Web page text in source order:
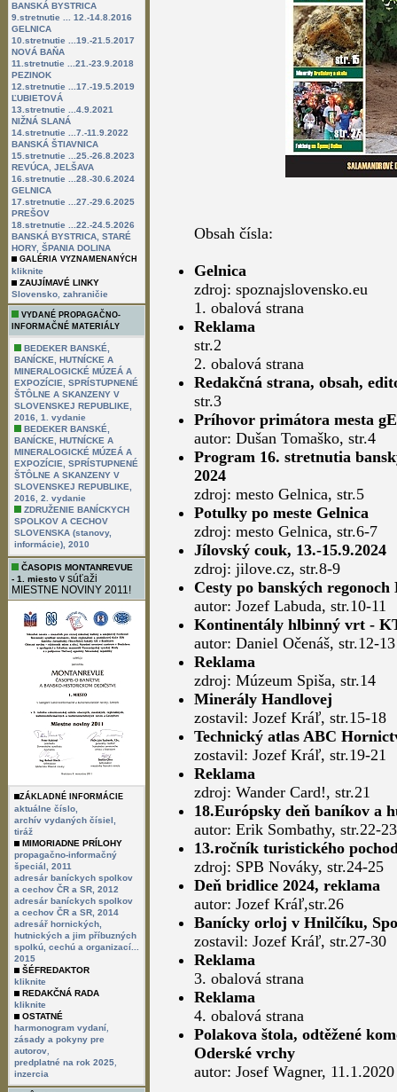
BANSKÁ BYSTRICA
9.stretnutie ... 12.-14.8.2016
GELNICA
10.stretnutie ...19.-21.5.2017
NOVÁ BAŇA
11.stretnutie ...21.-23.9.2018
PEZINOK
12.stretnutie ...17.-19.5.2019
ĽUBIETOVÁ
13.stretnutie ...4.9.2021
NIŽNÁ SLANÁ
14.stretnutie ...7.-11.9.2022
BANSKÁ ŠTIAVNICA
15.stretnutie ...25.-26.8.2023
REVÚCA, JELŠAVA
16.stretnutie ...28.-30.6.2024
GELNICA
17.stretnutie ...27.-29.6.2025
PREŠOV
18.stretnutie ...22.-24.5.2026
BANSKÁ BYSTRICA, STARÉ
HORY, ŠPANIA DOLINA
GALÉRIA VYZNAMENANÝCH
kliknite
ZAUJÍMAVÉ LINKY
Slovensko zahraničie
VYDANÉ PROPAGAČNO-
INFORMAČNÉ MATERIÁLY
BEDEKER BANSKÉ,
BANÍCKE, HUTNÍCKE A
MINERALOGICKÉ MÚZEÁ A
EXPOZÍCIE, SPRÍSTUPNENÉ
ŠTÔLNE A SKANZENY V
SLOVENSKEJ REPUBLIKE,
2016, 1. vydanie
BEDEKER BANSKÉ,
BANÍCKE, HUTNÍCKE A
MINERALOGICKÉ MÚZEÁ A
EXPOZÍCIE, SPRÍSTUPNENÉ
ŠTÔLNE A SKANZENY V
SLOVENSKEJ REPUBLIKE,
2016, 2. vydanie
ZDRUŽENIE BANÍCKYCH
SPOLKOV A CECHOV
SLOVENSKA (stanovy,
informácie), 2010
ČASOPIS MONTANREVUE
- 1. miesto v súťaži
MIESTNE NOVINY 2011!
ZÁKLADNÉ INFORMÁCIE
aktuálne číslo,
archív vydaných čísiel,
tiráž
MIMORIADNE PRÍLOHY
propagačno-informačný
špeciál, 2011
adresár baníckych spolkov
a cechov ČR a SR, 2012
adresár baníckych spolkov
a cechov ČR a SR, 2014
adresář hornických,
hutnických a jim příbuzných
spolkú, cechú a organizací...
2015
ŠÉFREDAKTOR
kliknite
REDAKČNÁ RADA
kliknite
OSTATNÉ
harmonogram vydaní
zásady a pokyny pre
autorov
predplatné na rok 2025
inzercia
Obsah čísla:
Gelnica
zdroj: spoznajslovensko.eu
1. obalová strana
Reklama
str.2
2. obalová strana
Redakčná strana, obsah,
str.3
Príhovor primátora mesta
autor: Dušan Tomaško, str.4
Program 16. stretnutia
2024
zdroj: mesto Gelnica, str.5
Potulky po meste Gelnica
zdroj: mesto Gelnica, str.6-7
Jílovský couk, 13.-15.9.2024
zdroj: jilove.cz, str.8-9
Cesty po banských
autor: Jozef Labuda, str.10-11
Kontinentály hlbinný vrt -
autor: Daniel Očenáš, str.12-13
Reklama
zdroj: Múzeum Spiša, str.14
Minerály Handlovej
zostavil: Jozef Kráľ, str.15-18
Technický atlas ABC
zostavil: Jozef Kráľ, str.19-21
Reklama
zdroj: Wander Card!, str.21
18.Európsky deň baníkov a
autor: Erik Sombathy, str.22-23
13.ročník turistického
zdroj: SPB Nováky, str.24-25
Deň bridlice 2024, reklama
autor: Jozef Kráľ,str.26
Banícky orloj v Hnilčíku,
zostavil: Jozef Kráľ, str.27-30
Reklama
3. obalová strana
Reklama
4. obalová strana
Polakova štola, odtěžené
Oderské vrchy
autor: Josef Wagner, 11.1.2020